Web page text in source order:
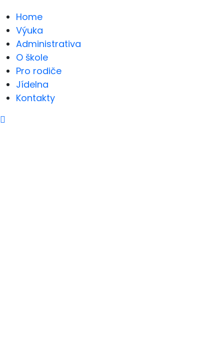
Home
Výuka
Administrativa
O škole
Pro rodiče
Jídelna
Kontakty